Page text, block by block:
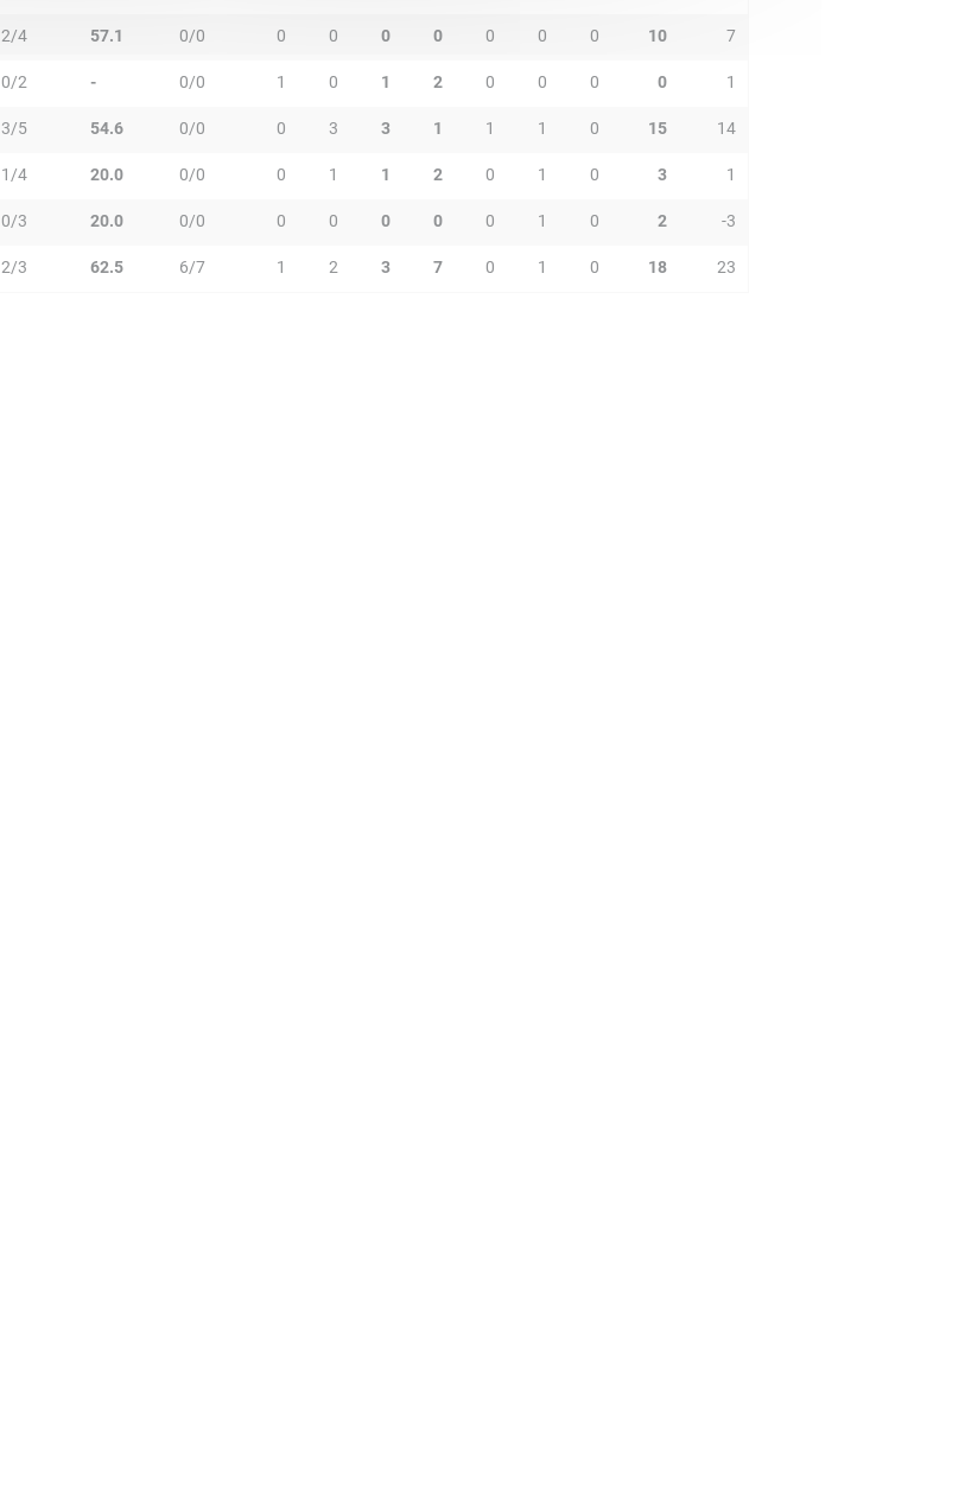
2/4 57.1 0/0 0 0 0 0 0 0 0 10 7
0/2 - 0/0 1 0 1 2 0 0 0 0 1
3/5 54.6 0/0 0 3 3 1 1 1 0 15 14
1/4 20.0 0/0 0 1 1 2 0 1 0 3 1
0/3 20.0 0/0 0 0 0 0 0 1 0 2 -3
2/3 62.5 6/7 1 2 3 7 0 1 0 18 23